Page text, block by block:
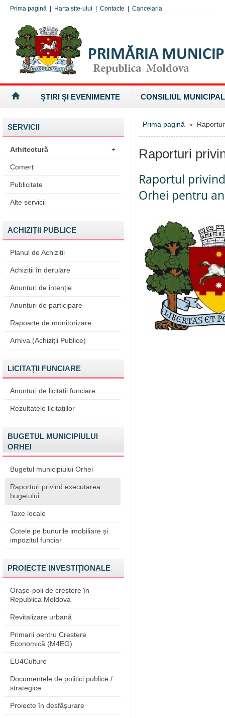
Prima pagină Harta site-ului Contacte Cancelaria
ȘTIRI ȘI EVENIMENTE CONSILIUL MUNICIPAL
SERVICII
Arhitectură +
Comerț
Publicitate
Alte servicii
ACHIZIȚII PUBLICE
Planul de Achiziții
Achiziții în derulare
Anunțuri de intenție
Anunțuri de participare
Rapoarte de monitorizare
Arhiva (Achiziții Publice)
LICITAȚII FUNCIARE
Anunțuri de licitații funciare
Rezultatele licitațiilor
BUGETUL MUNICIPIULUI
ORHEI
Bugetul municipiului Orhei
Raporturi privind executarea
bugetului
Taxe locale
Cotele pe bunurile imobiliare și
impozitul funciar
PROIECTE INVESTIȚIONALE
Orașe-poli de creștere în
Republica Moldova
Revitalizare urbană
Primarii pentru Creștere
Economică (M4EG)
EU4Culture
Documentele de politici publice /
strategice
Proiecte în desfășurare
Prima pagină »
Raporturi
Raportul
Orhei pentru